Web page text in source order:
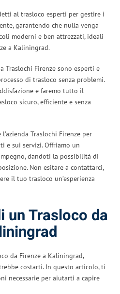
al trasloco esperti per gestire i
garantendo che nulla venga
moderni e ben attrezzati, ideali
a Kaliningrad.
Traslochi Firenze sono esperti e
di trasloco senza problemi.
e faremo tutto il
sicuro, efficiente e senza
Traslochi Firenze per
e sui servizi. Offriamo un
dandoti la possibilità di
Non esitare a contattarci,
il tuo trasloco un’esperienza
un Trasloco da
da Firenze a Kaliningrad,
costarti. In questo articolo, ti
necessarie per aiutarti a capire